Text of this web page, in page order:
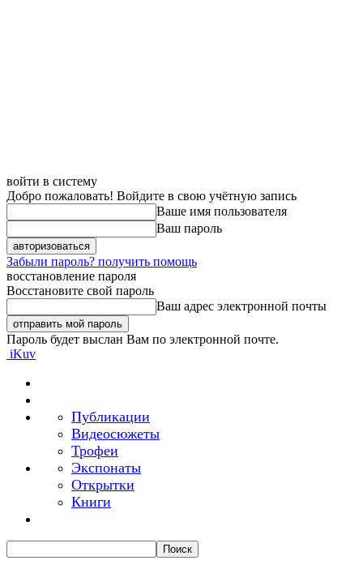
войти в систему
Добро пожаловать! Войдите в свою учётную запись
Ваше имя пользователя
Ваш пароль
Забыли пароль? получить помощь
восстановление пароля
Восстановите свой пароль
Ваш адрес электронной почты
Пароль будет выслан Вам по электронной почте.
iKuv
Публикации
Видеосюжеты
Трофеи
Экспонаты
Открытки
Книги